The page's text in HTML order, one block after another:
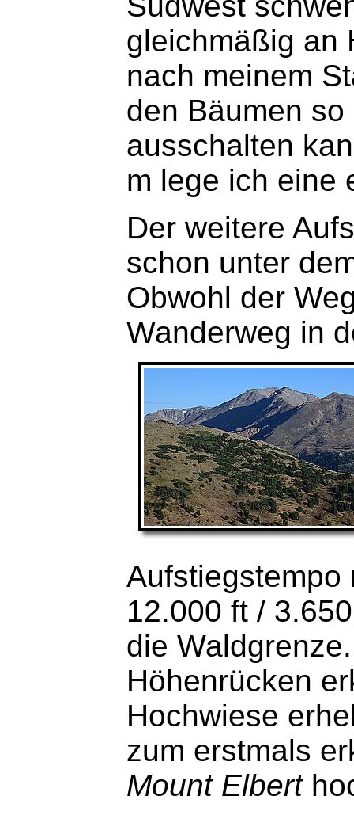
gleichmäßig an
nach meinem
den Bäumen
ausschalten
m lege ich eine
Der weitere
schon unter
Obwohl der
Wanderweg in
Aufstiegstempo
12.000 ft /
die
Höhenrücken
Hochwiese
zum erstmals
Mount Elbert